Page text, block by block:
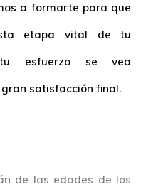
a formarte para que
etapa vital de tu
esfuerzo se vea
satisfacción final.
de las edades de los